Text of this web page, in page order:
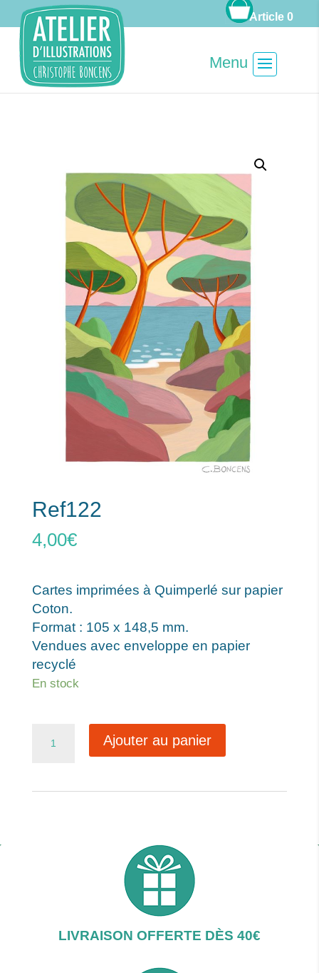
Article 0
Ref122
4,00€
Cartes imprimées à Quimperlé sur papier
Coton.
Format : 105 x 148,5 mm.
Vendues avec enveloppe en papier
recyclé
En stock
Ajouter au panier
LIVRAISON OFFERTE DÈS 40€